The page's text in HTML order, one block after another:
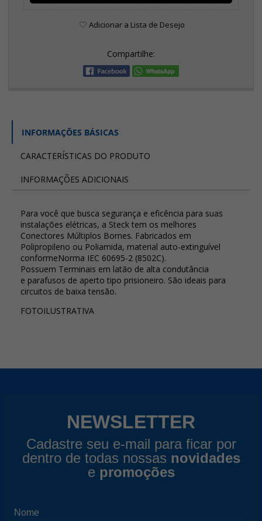
Adicionar a Lista de Desejo
Compartilhe:
INFORMAÇÕES BÁSICAS
CARACTERÍSTICAS DO PRODUTO
INFORMAÇÕES ADICIONAIS
Para você que busca segurança e eficência para suas
instalações elétricas, a Steck tem os melhores
Conectores Múltiplos Bornes. Fabricados em
Polipropileno ou Poliamida, material auto-extinguível
conformeNorma IEC 60695-2 (8502C).
Possuem Terminais em latão de alta condutância
e parafusos de aperto tipo prisioneiro. São ideais para
circuitos de baixa tensão.
FOTOILUSTRATIVA
NEWSLETTER
Cadastre seu e-mail para ficar por
dentro de todas nossas novidades
e promoções
Nome